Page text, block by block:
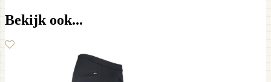
Bekijk ook...